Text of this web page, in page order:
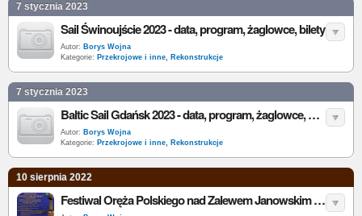
7 stycznia 2023
Sail Świnoujście 2023 - data, program, żaglowce, bilety
Autor: Borys Wojna
Kategorie: Przekrojowe i inne, Rekonstrukcje
7 stycznia 2023
Baltic Sail Gdańsk 2023 - data, program, żaglowce, bilety
Autor: Borys Wojna
Kategorie: Przekrojowe i inne, Rekonstrukcje
10 sierpnia 2022
Festiwal Oręża Polskiego nad Zalewem Janowskim 2022